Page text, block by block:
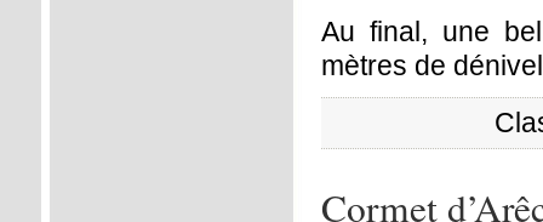
Au final, une
mètres de
Cormet